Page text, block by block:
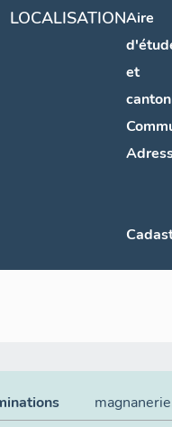
LOCALISATIONAire
et
canton
magnanerie